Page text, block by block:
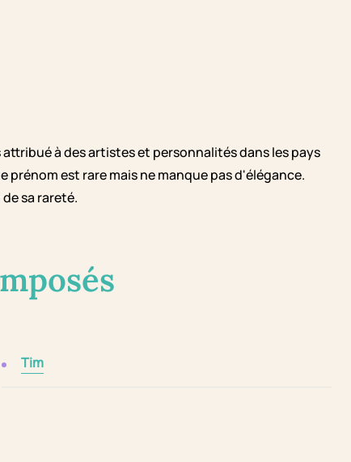
à des artistes et personnalités dans les pays
est rare mais ne manque pas d'élégance.
sa rareté.
Tim